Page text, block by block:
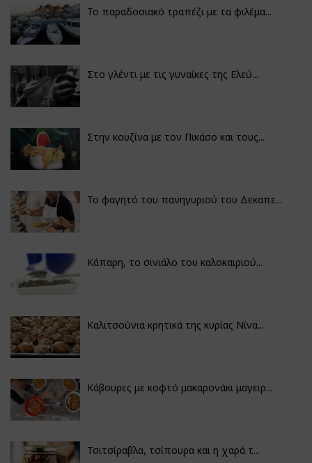
Το παραδοσιακό τραπέζι με τα φιλέμα...
Στο γλέντι με τις γυναίκες της Ελεύ...
Στην κουζίνα με τον Πικάσο και τους...
Το φαγητό του πανηγυριού του Δεκαπε...
Κάπαρη, το σινιάλο του καλοκαιριού...
Καλιτσούνια κρητικά της κυρίας Νίνα...
Κάβουρες με κοφτό μακαρονάκι μαγειρ...
Τσιτσίραβλα, τσίπουρα και η χαρά τ...